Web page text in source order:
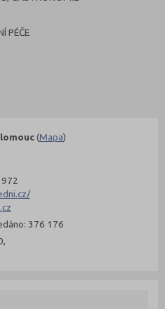
PÉČE
(Mapa)
376 176